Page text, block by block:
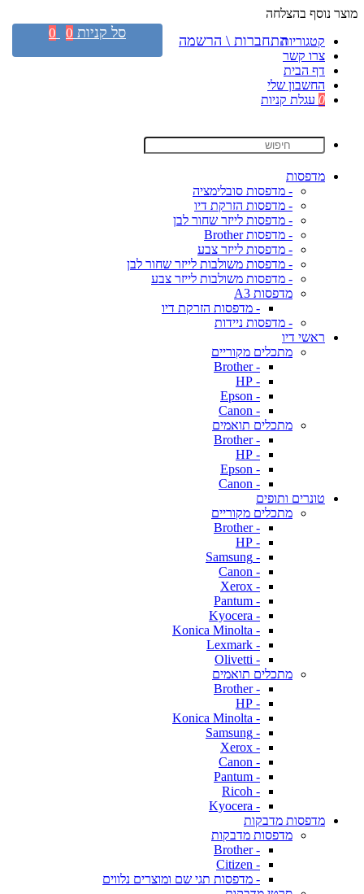
מוצר נוסף בהצלחה
קטגוריות
צרו קשר
דף הבית
החשבון שלי
0 עגלת קניות
מדפסות
- מדפסות סובלימציה
- מדפסות הזרקת דיו
- מדפסות לייזר שחור לבן
- מדפסות Brother
- מדפסות לייזר צבע
- מדפסות משולבות לייזר שחור לבן
- מדפסות משולבות לייזר צבע
מדפסות A3
- מדפסות הזרקת דיו
- מדפסות ניידות
ראשי דיו
מתכלים מקוריים
- Brother
- HP
- Epson
- Canon
מתכלים תואמים
- Brother
- HP
- Epson
- Canon
טונרים ותופים
מתכלים מקוריים
- Brother
- HP
- Samsung
- Canon
- Xerox
- Pantum
- Kyocera
- Konica Minolta
- Lexmark
- Olivetti
מתכלים תואמים
- Brother
- HP
- Konica Minolta
- Samsung
- Xerox
- Canon
- Pantum
- Ricoh
- Kyocera
מדפסות מדבקות
מדפסות מדבקות
- Brother
- Citizen
- מדפסות תגי שם ומוצרים נלווים
התחברות \ הרשמה סל קניות 0
0